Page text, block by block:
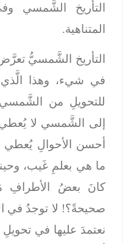
التأريخ الشَّمسي
المتناهية.
التأريخ الشَّمسيُّ تعرَّض
في شيء، وهذا الَّذي
للتحويلِ من
إلى الشَّمسي لا يُعطي
أحسن الأحوالِ يُعطي
ما هي بعلمِ غَيب،
كانَ بعضُ الأطرافِ
صحيحةً؟! لا توجدُ في
نعتمدَ عليها في